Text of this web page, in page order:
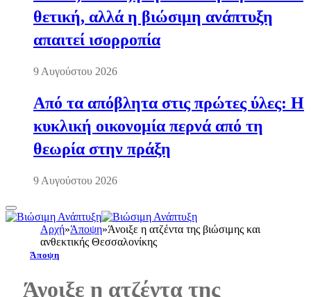
θετική, αλλά η βιώσιμη ανάπτυξη
απαιτεί ισορροπία
9 Αυγούστου 2026
Από τα απόβλητα στις πρώτες ύλες: Η
κυκλική οικονομία περνά από τη
θεωρία στην πράξη
9 Αυγούστου 2026
Αρχή»Άποψη»Άνοιξε η ατζέντα της βιώσιμης και
ανθεκτικής Θεσσαλονίκης
Άποψη
Άνοιξε η ατζέντα της